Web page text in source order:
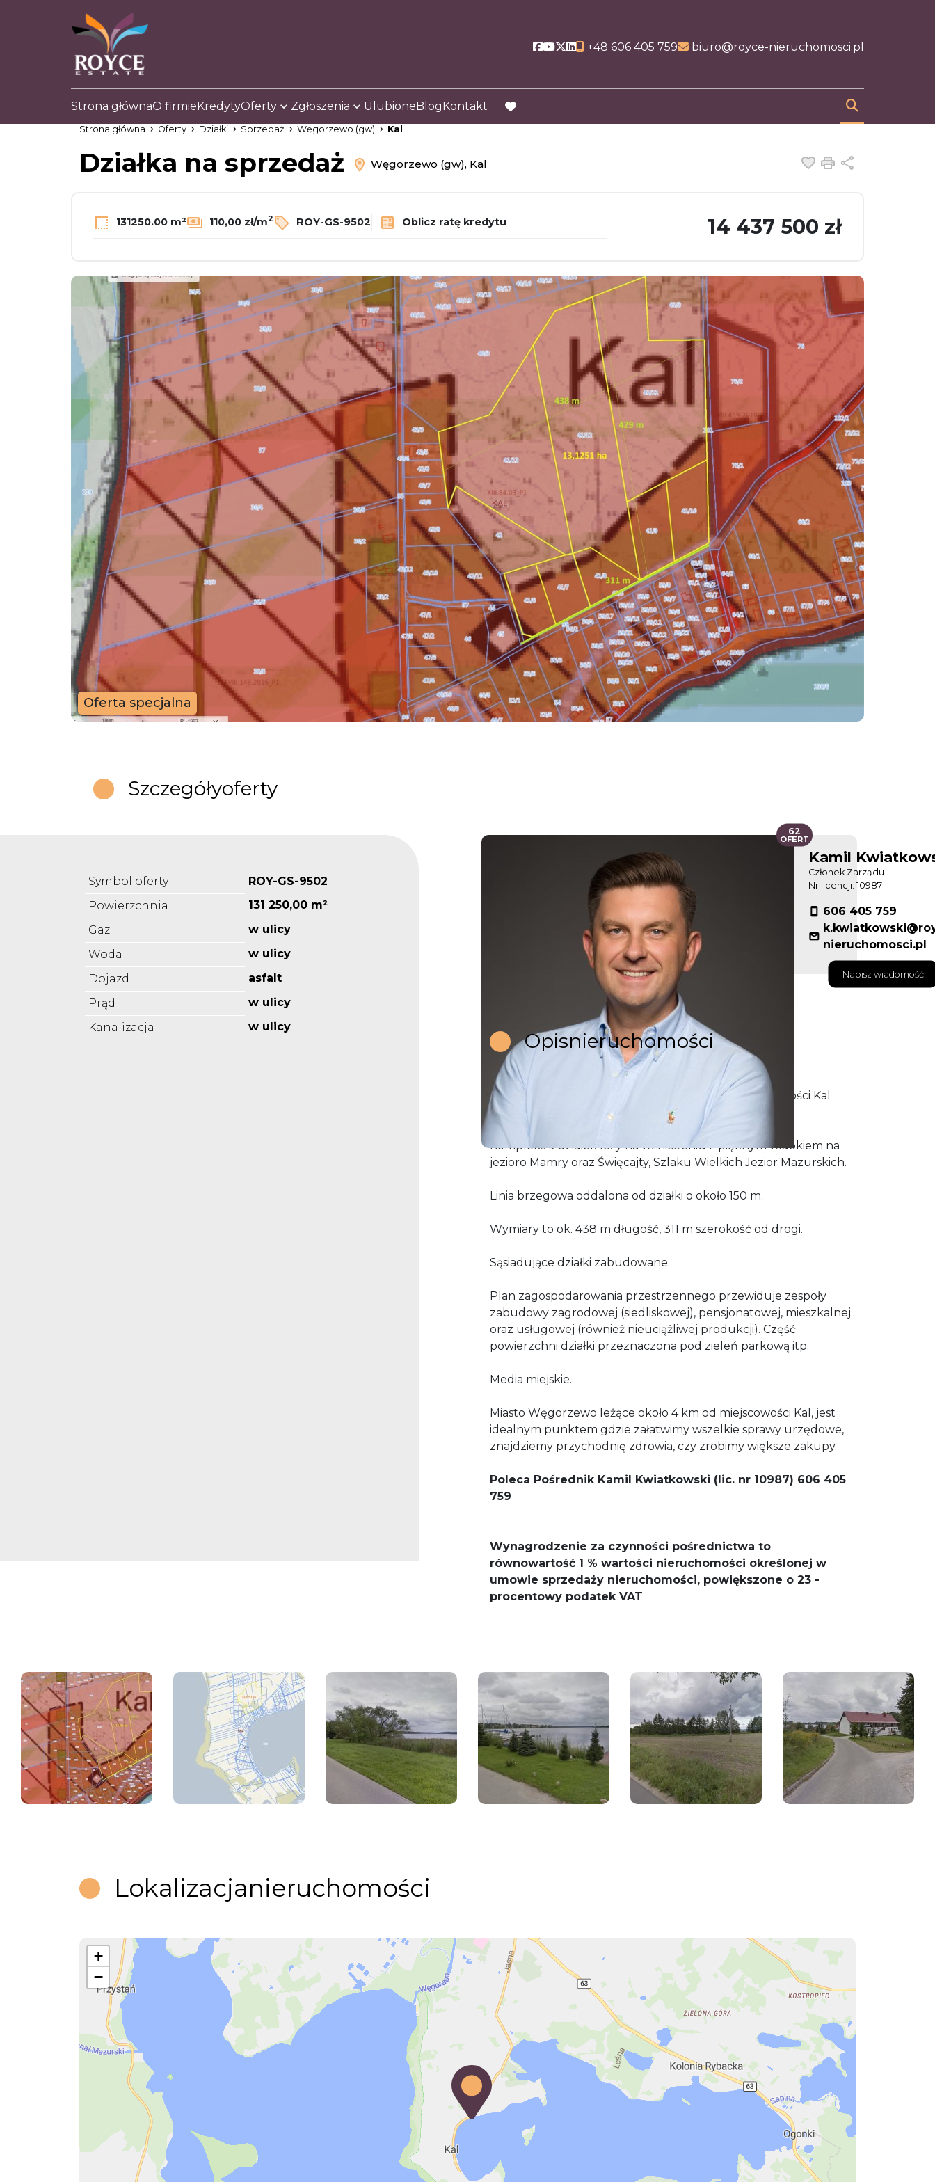
Social link
Social link
Social link
Social link
+48 606 405 759 biuro@royce-nieruchomosci.pl
Strona głównaO firmieKredytyOferty Zgłoszenia UlubioneBlogKontakt
favorite
Strona główna Oferty Działki Sprzedaż Węgorzewo (gw) Kal
Działka na sprzedaż Węgorzewo (gw), Kal Dodaj do
Drukuj
131250.00 m² 110,00 zł/m2 ROY-GS-9502 Oblicz ratę kredytu 14 437 500 zł
Oferta specjalna
Szczegółyoferty
Symbol oferty
ROY-GS-9502
Powierzchnia
131 250,00 m²
Gaz
w ulicy
Woda
w ulicy
Dojazd
asfalt
Prąd
w ulicy
Kanalizacja
w ulicy
Kamil
Członek Zarządu
Nr licencji: 10987
606 405 759
nieruchomosci.pl
Napisz wiadomość
62
OFERT
Opisnieruchomości
Działka o powierzchni 13,1250 ha, położona w miejscowości Kal
koło Węgorzewa.
Kompleks 9 działek leży na wzniesieniu z pięknym widokiem na
jezioro Mamry oraz Święcajty, Szlaku Wielkich Jezior Mazurskich.
Linia brzegowa oddalona od działki o około 150 m.
Wymiary to ok. 438 m długość, 311 m szerokość od drogi.
Sąsiadujące działki zabudowane.
Plan zagospodarowania przestrzennego przewiduje zespoły
zabudowy zagrodowej (siedliskowej), pensjonatowej, mieszkalnej
oraz usługowej (również nieuciążliwej produkcji). Część
powierzchni działki przeznaczona pod zieleń parkową itp.
Media miejskie.
Miasto Węgorzewo leżące około 4 km od miejscowości Kal, jest
idealnym punktem gdzie załatwimy wszelkie sprawy urzędowe,
znajdziemy przychodnię zdrowia, czy zrobimy większe zakupy.
Poleca Pośrednik Kamil Kwiatkowski (lic. nr 10987) 606 405
759
Wynagrodzenie za czynności pośrednictwa to
równowartość 1 % wartości nieruchomości określonej w
umowie sprzedaży nieruchomości, powiększone o 23 -
procentowy podatek VAT
Lokalizacjanieruchomości
+
−